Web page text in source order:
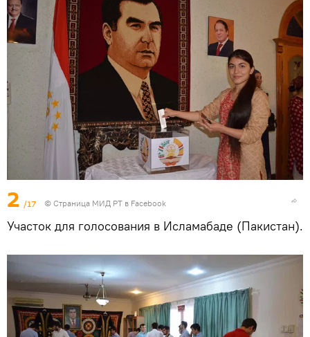
2 /17 © Страница МИД РТ в Facebook
Участок для голосования в Исламабаде (Пакистан).